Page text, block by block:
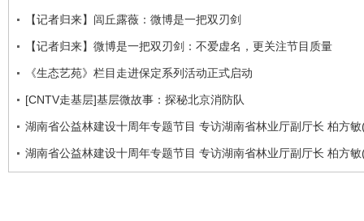
【记者归来】闾丘露薇：微博是一把双刃剑
【记者归来】微博是一把双刃剑：不爱虚名，更关注节目质量
《生态艺苑》栏目走进保定系列活动正式启动
[CNTV走基层]基层微故事：探秘北京消防队
湖南省公益林建设十周年专题节目 专访湖南省林业厅副厅长 柏方
湖南省公益林建设十周年专题节目 专访湖南省林业厅副厅长 柏方